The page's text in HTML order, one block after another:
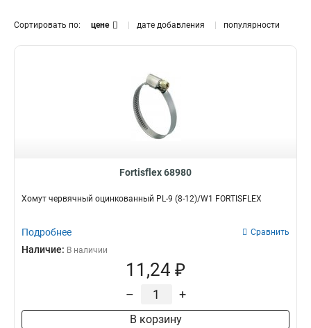
Сортировать по: цене дате добавления популярности
Fortisflex 68980
Хомут червячный оцинкованный PL-9 (8-12)/W1 FORTISFLEX
Подробнее Сравнить
Наличие: В наличии
11,24 ₽
– +
В корзину